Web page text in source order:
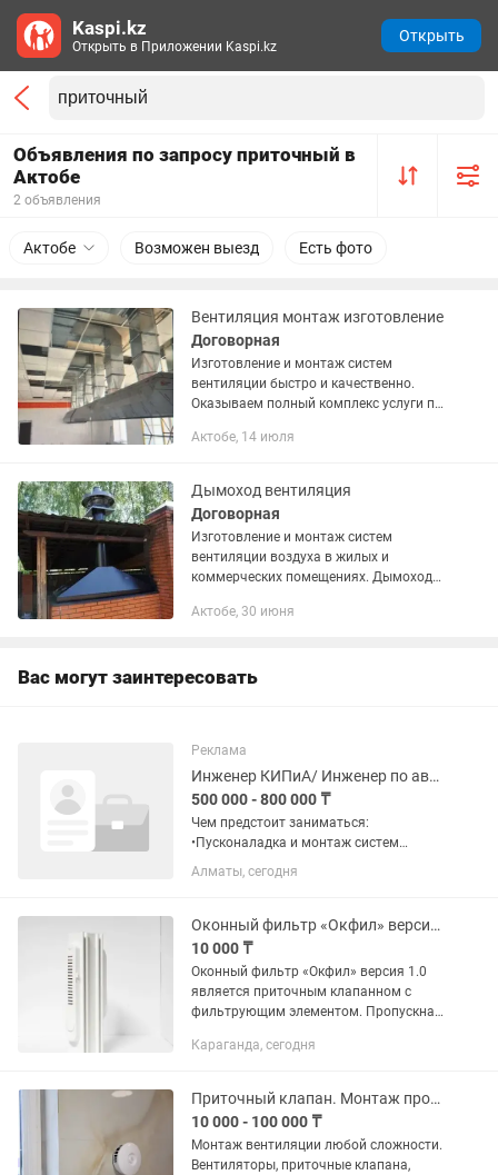
Объявления по запросу приточный в
Актобе
2 объявления
Актобе Возможен выезд Есть фото
Вентиляция монтаж изготовление
Договорная
Изготовление и монтаж систем
вентиляции быстро и качественно.
Оказываем полный комплекс услуги по
офисов кафе складов рестораны и цеха
Актобе, 14 июля
Дымоход вентиляция
Договорная
Изготовление и монтаж систем
вентиляции воздуха в жилых и
коммерческих помещениях. Дымоходы,
системы вентиляции! Изготовим
Актобе, 30 июня
Вас могут заинтересовать
Реклама
Инженер КИПиА/ Инженер по автоматике ОВиК
500 000 - 800 000 ₸
Чем предстоит заниматься:
•Пусконаладка и монтаж систем
автоматики: oНаладка, настройка и
запуск систем автоматики и
вентиляцией. oРасключение
сигнальных и силовых...
Алматы, сегодня
Оконный фильтр «Окфил» версия 1.0
10 000 ₸
Оконный фильтр «Окфил» версия 1.0
является приточным клапанном с
фильтрующим элементом. Пропускная
Караганда, сегодня
Приточный клапан. Монтаж профессионально .
10 000 - 100 000 ₸
Монтаж вентиляции любой сложности.
Вентиляторы, приточные клапана,
Kaspi.kz
Открыть в Приложении Kaspi.kz
Открыть